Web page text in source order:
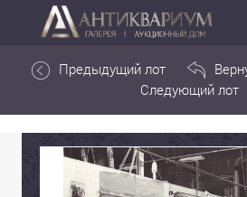
Предыдущий лот
Следующий лот